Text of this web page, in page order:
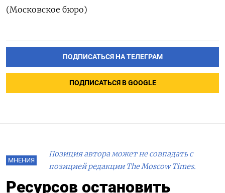
(Московское бюро)
ПОДПИСАТЬСЯ НА ТЕЛЕГРАМ
ПОДПИСАТЬСЯ В GOOGLE
МНЕНИЯ
Позиция автора может не совпадать с
позицией редакции The Moscow Times.
Ресурсов остановить